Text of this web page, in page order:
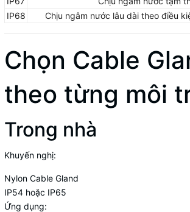
IP68
Chịu ngâm nước lâu dài theo điều
Chọn Cable
theo từng môi
Trong nhà
Khuyến nghị:
Nylon Cable Gland
IP54 hoặc IP65
Ứng dụng: